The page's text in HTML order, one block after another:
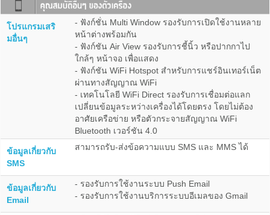
โปรแกรมเสริ
มอื่นๆ
- ฟังก์ชั่น Multi Window รองรับการเปิดใช้งานหลาย
หน้าต่างพร้อมกัน
- ฟังก์ชัน Air View รองรับการชี้นิ้ว หรือปากกาไป
ใกล้ๆ หน้าจอ เพื่อแสดง
- ฟังก์ชัน WiFi Hotspot สำหรับการแชร์อินเทอร์เน็ต
ผ่านทางสัญญาณ WiFi
- เทคโนโลยี WiFi Direct รองรับการเชื่อมต่อแลก
เปลี่ยนข้อมูลระหว่างเครื่องได้โดยตรง โดยไม่ต้อง
อาศัยเครือข่าย หรือตัวกระจายสัญญาณ WiFi
Bluetooth เวอร์ชัน 4.0
ข้อมูลเกี่ยวกับ
SMS
สามารถรับ-ส่งข้อความแบบ SMS และ MMS ได้
ข้อมูลเกี่ยวกับ
Email
- รองรับการใช้งานระบบ Push Email
- รองรับการใช้งานบริการระบบอีเมลของ Gmail